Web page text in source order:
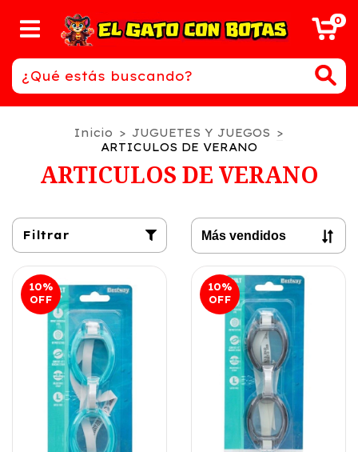
0
Inicio > JUGUETES Y JUEGOS >
ARTICULOS DE VERANO
ARTICULOS DE VERANO
Filtrar
10%
OFF
10%
OFF